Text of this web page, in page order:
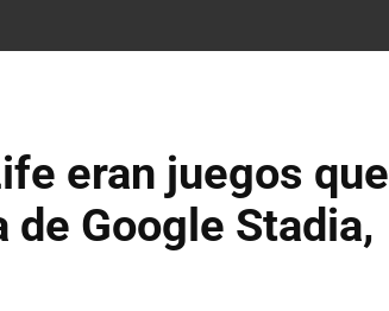
eran juegos que
Google Stadia,